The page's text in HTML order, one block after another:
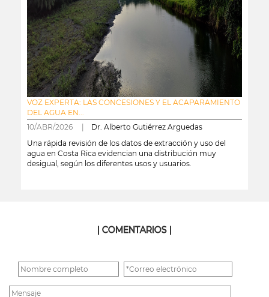
VOZ EXPERTA: LAS CONCESIONES Y EL ACAPARAMIENTO
DEL AGUA EN...
10/ABR/2026 | Dr. Alberto Gutiérrez Arguedas
Una rápida revisión de los datos de extracción y uso del
agua en Costa Rica evidencian una distribución muy
desigual, según los diferentes usos y usuarios.
| COMENTARIOS |